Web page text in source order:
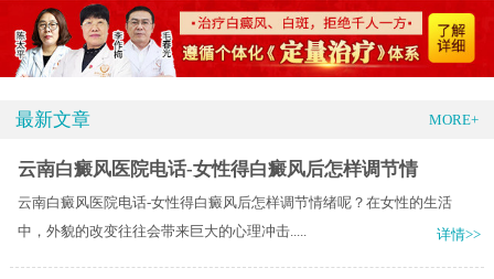
最新文章 MORE+
云南白癜风医院电话-女性得白癜风后怎样调节情
云南白癜风医院电话-女性得白癜风后怎样调节情绪呢？在女性的生活
中，外貌的改变往往会带来巨大的心理冲击.....
详情>>